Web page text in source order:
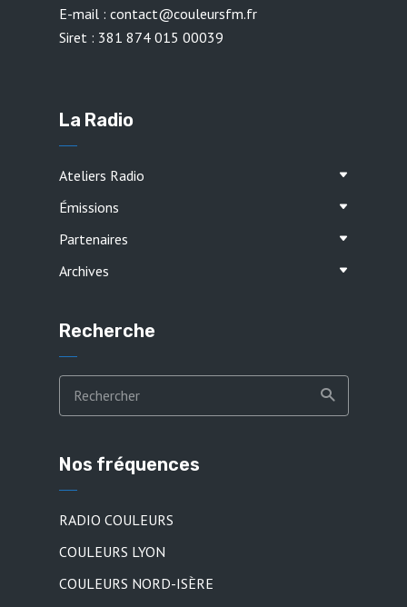
E-mail : contact@couleursfm.fr
Siret : 381 874 015 00039
La Radio
Ateliers Radio
Émissions
Partenaires
Archives
Recherche
Nos fréquences
RADIO COULEURS
COULEURS LYON
COULEURS NORD-ISÈRE